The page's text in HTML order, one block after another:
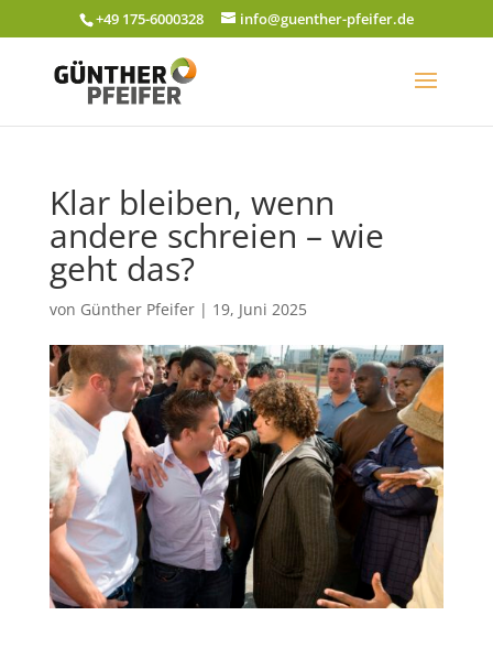
+49 175-6000328 info@guenther-pfeifer.de
Klar bleiben, wenn
andere schreien – wie
geht das?
von Günther Pfeifer| 19, Juni 2025